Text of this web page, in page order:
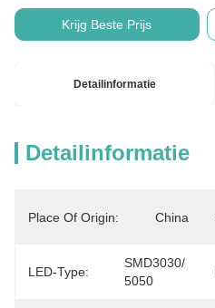
Krijg Beste Prijs
Detailinformatie
Detailinformatie
Place Of Origin: China
LED-Type:
SMD3030/
5050